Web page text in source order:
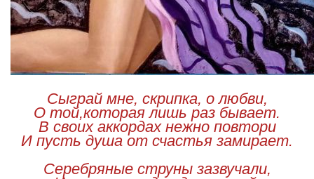
Сыграй мне, скрипка, о любви,
О той,которая лишь раз бывает.
В своих аккордах нежно повтори
И пусть душа от счастья замирает.
Серебряные струны зазвучали,